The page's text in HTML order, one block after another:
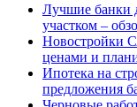
Лучшие банки
участком –
Новостройки
ценами и
Ипотека на
предложения